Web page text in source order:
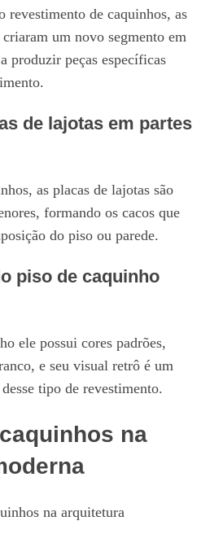
revestimento de caquinhos, as
um novo segmento em
produzir peças específicas
de lajotas em partes
as placas de lajotas são
formando os cacos que
do piso ou parede.
piso de caquinho
ele possui cores padrões,
e seu visual retrô é um
tipo de revestimento.
na